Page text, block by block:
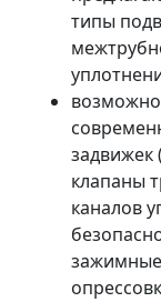
типы
задвижек
клапаны
каналов
зажимные